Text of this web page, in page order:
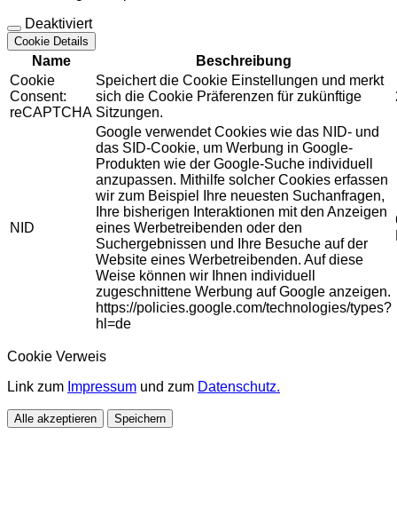
Deaktiviert
Cookie Details
Name
Beschreibung
Cookie
Consent:
reCAPTCHA
Speichert die Cookie Einstellungen und merkt
sich die Cookie Präferenzen für zukünftige
Sitzungen.
NID
Google verwendet Cookies wie das NID- und
das SID-Cookie, um Werbung in Google-
Produkten wie der Google-Suche individuell
anzupassen. Mithilfe solcher Cookies erfassen
wir zum Beispiel Ihre neuesten Suchanfragen,
Ihre bisherigen Interaktionen mit den Anzeigen
eines Werbetreibenden oder den
Suchergebnissen und Ihre Besuche auf der
Website eines Werbetreibenden. Auf diese
Weise können wir Ihnen individuell
zugeschnittene Werbung auf Google anzeigen.
https://policies.google.com/technologies/types?
hl=de
Cookie Verweis
Link zum Impressum und zum Datenschutz.
Alle akzeptieren Speichern